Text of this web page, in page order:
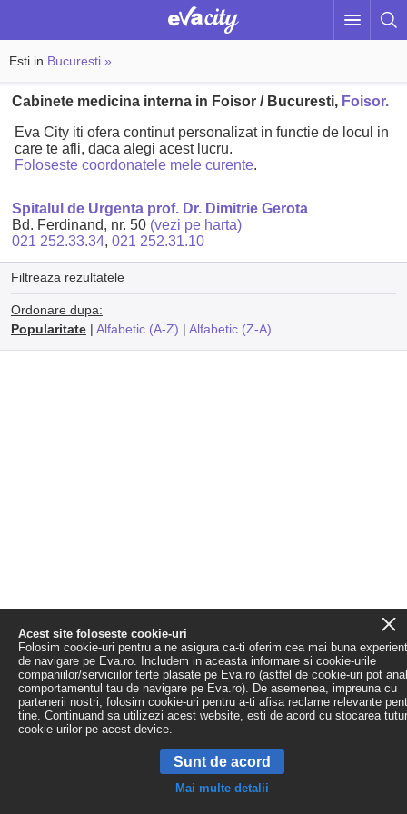
Esti in Bucuresti »
Cabinete medicina interna in Foisor / Bucuresti, Foisor.
Eva City iti ofera continut personalizat in functie de locul in
care te afli, daca alegi acest lucru.
Foloseste coordonatele mele curente.
Spitalul de Urgenta prof. Dr. Dimitrie Gerota
Bd. Ferdinand, nr. 50 (vezi pe harta)
021 252.33.34,021 252.31.10
Filtreaza rezultatele
Ordonare dupa:
Popularitate| Alfabetic (A-Z) | Alfabetic (Z-A)
Acest site foloseste cookie-uri
Folosim cookie-uri pentru a ne asigura ca-ti oferim cea mai buna
de navigare pe Eva.ro. Includem in aceasta informare si cookie-urile
companiilor/serviciilor terte plasate pe Eva.ro (astfel de cookie-uri pot
comportamentul tau de navigare pe Eva.ro). De asemenea, impreuna cu
partenerii nostri, folosim cookie-uri pentru a-ti afisa reclame relevante
tine. Continuand sa utilizezi acest website, esti de acord cu stocarea
cookie-urilor pe acest device.
Sunt de acord
Mai multe detalii